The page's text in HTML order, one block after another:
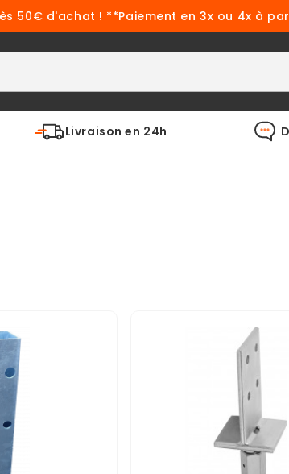
50€ d'achat ! **Paiement en 3x ou 4x à
Livraison en 24h